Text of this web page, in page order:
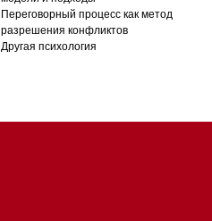
Переговорный процесс как метод
разрешения конфликтов
Другая психология